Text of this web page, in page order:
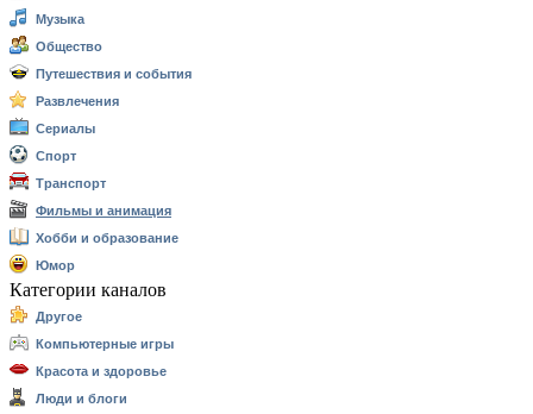
Музыка
Общество
Путешествия и события
Развлечения
Сериалы
Спорт
Транспорт
Фильмы и анимация
Хобби и образование
Юмор
Категории каналов
Другое
Компьютерные игры
Красота и здоровье
Люди и блоги